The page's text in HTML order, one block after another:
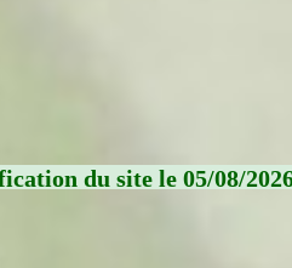
du site le 05/08/